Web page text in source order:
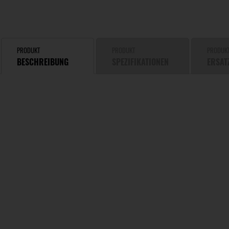
PRODUKT
BESCHREIBUNG